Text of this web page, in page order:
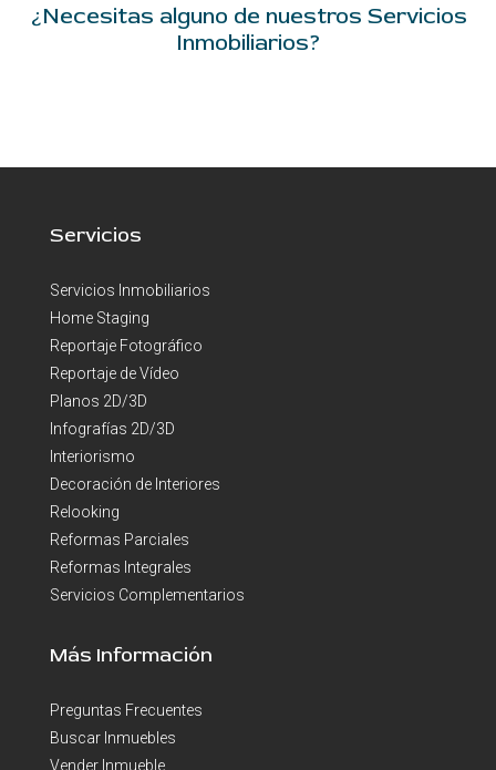
¿Necesitas alguno de nuestros Servicios
Inmobiliarios?
Servicios
Servicios Inmobiliarios
Home Staging
Reportaje Fotográfico
Reportaje de Vídeo
Planos 2D/3D
Infografías 2D/3D
Interiorismo
Decoración de Interiores
Relooking
Reformas Parciales
Reformas Integrales
Servicios Complementarios
Más Información
Preguntas Frecuentes
Buscar Inmuebles
Vender Inmueble